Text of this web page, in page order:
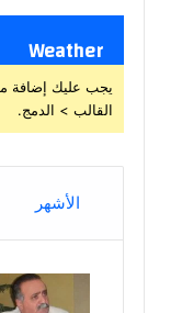
Weather
القالب > الدمج.
الأشهر